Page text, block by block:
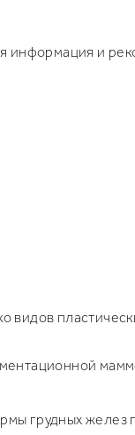
и
грудных